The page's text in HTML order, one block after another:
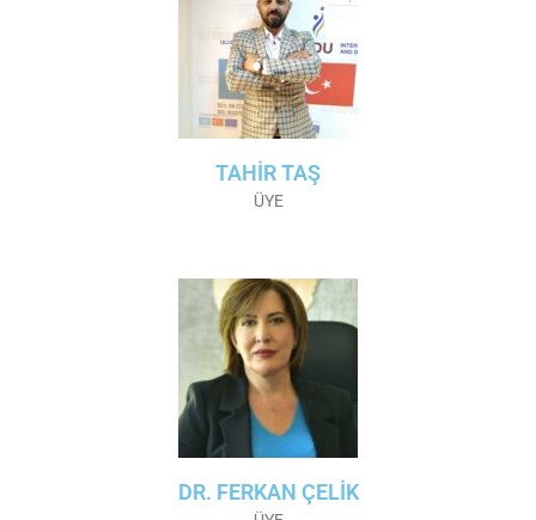
TAHİR TAŞ
ÜYE
DR. FERKAN ÇELİK